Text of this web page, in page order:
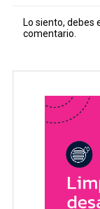
Lo siento, debes
comentario.